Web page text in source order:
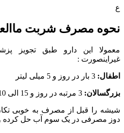
ع
نحوه مصرف شربت
معمولا این دارو طبق
غیراینصورت :
اطفال:
بزرگسالان:
شیشه را قبل از مصرف به خوبی
دوز مصرفی در یک سوم آب حل کرده و